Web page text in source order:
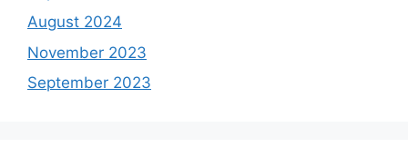
August 2024
November 2023
September 2023